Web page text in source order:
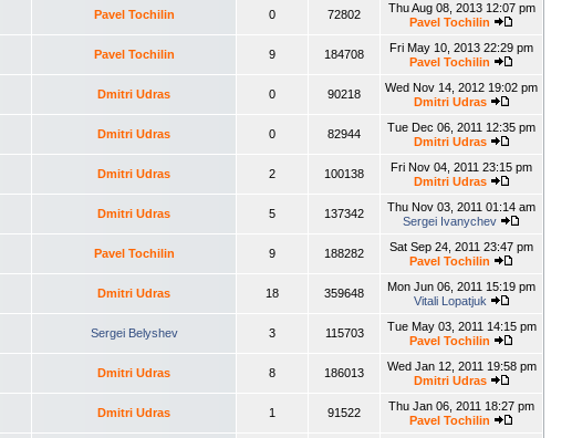
Pavel Tochilin 0 72802
Thu Aug 08, 2013 12:07 pm
Pavel Tochilin
Pavel Tochilin 9 184708
Fri May 10, 2013 22:29 pm
Pavel Tochilin
Dmitri Udras 0 90218
Wed Nov 14, 2012 19:02 pm
Dmitri Udras
Dmitri Udras 0 82944
Tue Dec 06, 2011 12:35 pm
Dmitri Udras
Dmitri Udras 2 100138
Fri Nov 04, 2011 23:15 pm
Dmitri Udras
Dmitri Udras 5 137342
Thu Nov 03, 2011 01:14 am
Sergei Ivanychev
Pavel Tochilin 9 188282
Sat Sep 24, 2011 23:47 pm
Pavel Tochilin
Dmitri Udras 18 359648
Mon Jun 06, 2011 15:19 pm
Vitali Lopatjuk
Sergei Belyshev 3 115703
Tue May 03, 2011 14:15 pm
Pavel Tochilin
Dmitri Udras 8 186013
Wed Jan 12, 2011 19:58 pm
Dmitri Udras
Dmitri Udras 1 91522
Thu Jan 06, 2011 18:27 pm
Pavel Tochilin